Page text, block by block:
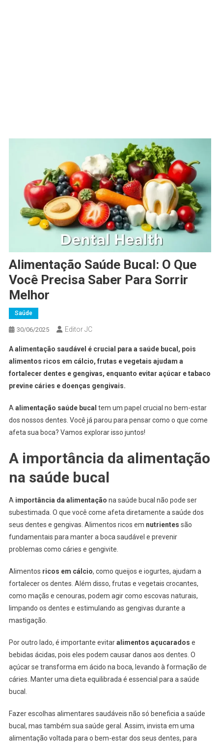
Alimentação Saúde Bucal: O Que
Você Precisa Saber Para Sorrir
Melhor
Saúde
30/06/2025 Editor JC
A alimentação saudável é crucial para a saúde bucal, pois
alimentos ricos em cálcio, frutas e vegetais ajudam a
fortalecer dentes e gengivas, enquanto evitar açúcar e tabaco
previne cáries e doenças gengivais.
A alimentação saúde bucal tem um papel crucial no bem-estar
dos nossos dentes. Você já parou para pensar como o que come
afeta sua boca? Vamos explorar isso juntos!
A importância da alimentação
na saúde bucal
A importância da alimentação na saúde bucal não pode ser
subestimada. O que você come afeta diretamente a saúde dos
seus dentes e gengivas. Alimentos ricos em nutrientes são
fundamentais para manter a boca saudável e prevenir
problemas como cáries e gengivite.
Alimentos ricos em cálcio, como queijos e iogurtes, ajudam a
fortalecer os dentes. Além disso, frutas e vegetais crocantes,
como maçãs e cenouras, podem agir como escovas naturais,
limpando os dentes e estimulando as gengivas durante a
mastigação.
Por outro lado, é importante evitaralimentos açucarados e
bebidas ácidas, pois eles podem causar danos aos dentes. O
açúcar se transforma em ácido na boca, levando à formação de
cáries. Manter uma dieta equilibrada é essencial para a saúde
bucal.
Fazer escolhas alimentares saudáveis não só beneficia a saúde
bucal, mas também sua saúde geral. Assim, invista em uma
alimentação voltada para o bem-estar dos seus dentes, para